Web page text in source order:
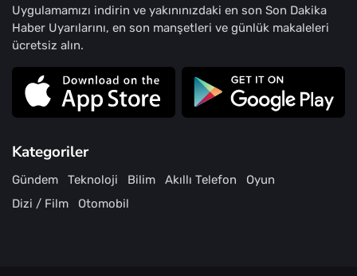
Uygulamamızı indirin ve yakınınızdaki en son Son Dakika
Haber Uyarılarını, en son manşetleri ve günlük makaleleri
ücretsiz alın.
Kategoriler
Gündem Teknoloji Bilim Akıllı Telefon
Oyun
Dizi / Film
Otomobil